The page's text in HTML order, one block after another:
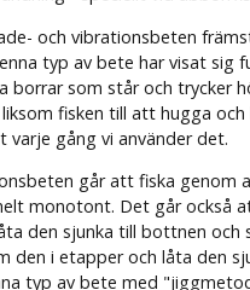
och vibrationsbeten
typ av bete har visat sig
borrar som står och trycker
fisken till att hugga och
varje gång vi använder det.
går att fiska genom
monotont. Det går också
den sjunka till bottnen och
den i etapper och låta den
typ av bete med